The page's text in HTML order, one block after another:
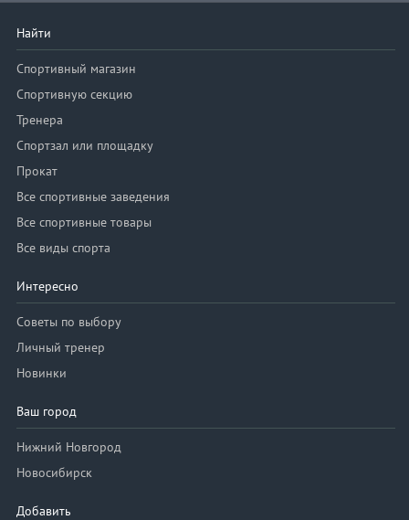
Найти
Спортивный магазин
Спортивную секцию
Тренера
Спортзал или площадку
Прокат
Все спортивные заведения
Все спортивные товары
Все виды спорта
Интересно
Советы по выбору
Личный тренер
Новинки
Ваш город
Нижний Новгород
Новосибирск
Добавить